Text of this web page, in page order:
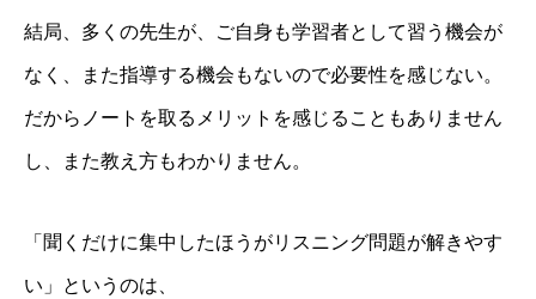
結局、多くの先生が、ご自身も学習者として習う機会が
なく、また指導する機会もないので必要性を感じない。
だからノートを取るメリットを感じることもありません
し、また教え方もわかりません。
「聞くだけに集中したほうがリスニング問題が解きやす
い」というのは、